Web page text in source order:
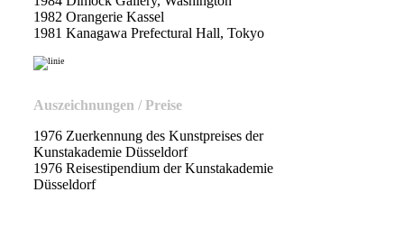
1982 Orangerie Kassel
1981 Kanagawa Prefectural Hall, Tokyo
Auszeichnungen / Preise
1976 Zuerkennung des Kunstpreises der
Kunstakademie Düsseldorf
1976 Reisestipendium der Kunstakademie
Düsseldorf